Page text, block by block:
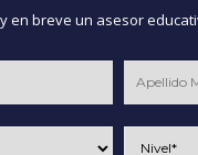
en breve un asesor